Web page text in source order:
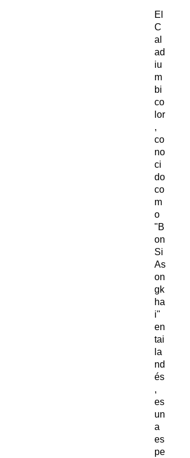
El
C
al
ad
iu
m
bi
co
lor
,
co
no
ci
do
co
m
o
"B
on
Si
As
on
gk
ha
i"
en
tai
la
nd
és
,
es
un
a
es
pe